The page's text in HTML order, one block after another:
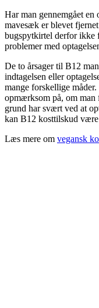
Har man gennemgået
mavesæk er blevet
bugspytkirtel derfor ikke
problemer med
De to årsager til B12
indtagelsen eller
mange forskellige
opmærksom på, om man
grund har svært ved at
kan B12 kosttilskud være
Læs mere om vegansk